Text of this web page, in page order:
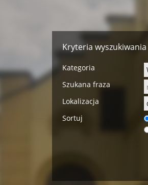
Kryteria wyszukiwania
Kategoria
Szukana fraza
Lokalizacja
Sortuj